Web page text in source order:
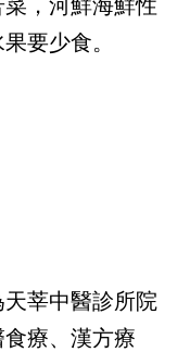
，河鮮海鮮性
要少食。
天莘中醫診所院
療、漢方療